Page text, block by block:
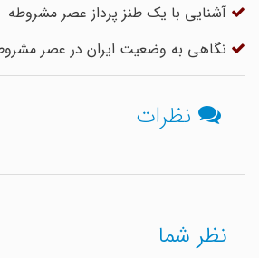
آشنایی با یک طنز پرداز عصر مشروطه
نگاهی به وضعیت ایران در عصر مشروطه
نظرات
نظر شما